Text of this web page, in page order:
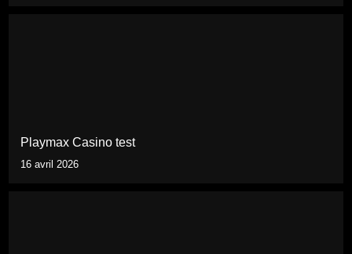
Playmax Casino test
16 avril 2026